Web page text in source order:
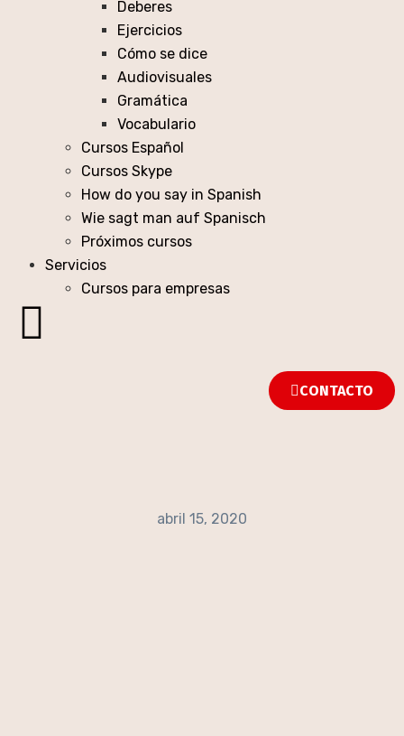
Deberes
Ejercicios
Cómo se dice
Audiovisuales
Gramática
Vocabulario
Cursos Español
Cursos Skype
How do you say in Spanish
Wie sagt man auf Spanisch
Próximos cursos
Servicios
Cursos para empresas
CONTACTO
abril 15, 2020